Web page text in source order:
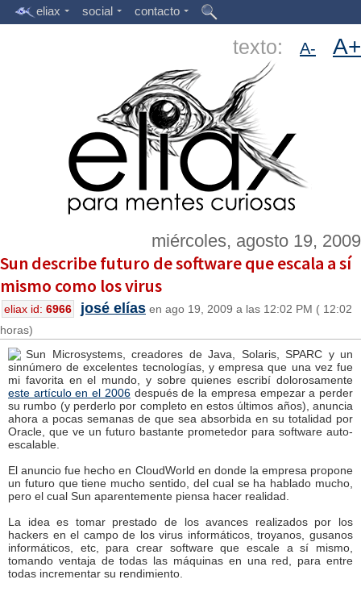
eliax social contacto
texto: A- A+
miércoles, agosto 19, 2009
Sun describe futuro de software que escala a sí
mismo como los virus
eliax id: 6966 josé elías en ago 19, 2009 a las 12:02 PM ( 12:02
horas)
Sun Microsystems, creadores de Java, Solaris, SPARC y un
sinnúmero de excelentes tecnologías, y empresa que una vez fue
mi favorita en el mundo, y sobre quienes escribí dolorosamente
este artículo en el 2006después de la empresa empezar a perder
su rumbo (y perderlo por completo en estos últimos años), anuncia
ahora a pocas semanas de que sea absorbida en su totalidad por
Oracle, que ve un futuro bastante prometedor para software auto-
escalable.
El anuncio fue hecho en CloudWorld en donde la empresa propone
un futuro que tiene mucho sentido, del cual se ha hablado mucho,
pero el cual Sun aparentemente piensa hacer realidad.
La idea es tomar prestado de los avances realizados por los
hackers en el campo de los virus informáticos, troyanos, gusanos
informáticos, etc, para crear software que escale a sí mismo,
tomando ventaja de todas las máquinas en una red, para entre
todas incrementar su rendimiento.